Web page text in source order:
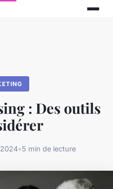
: Des outils
•5 min de lecture